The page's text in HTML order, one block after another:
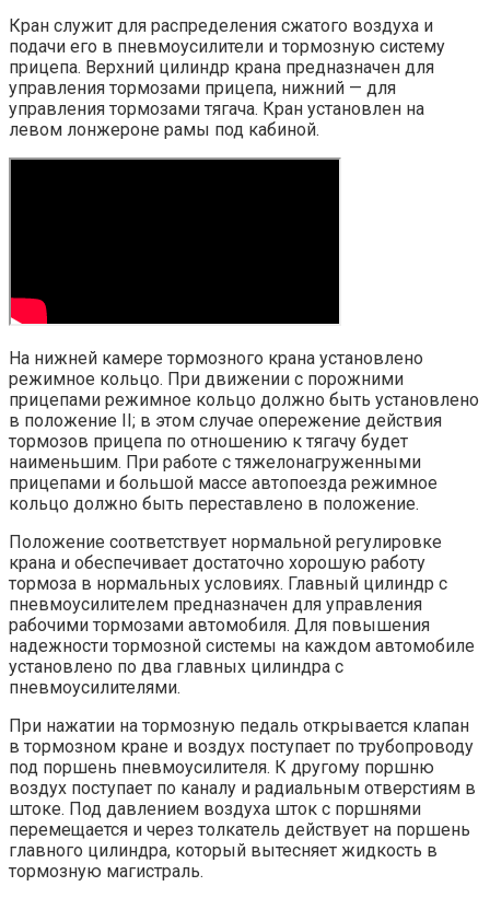
Кран служит для распределения сжатого воздуха и
подачи его в пневмоусилители и тормозную систему
прицепа. Верхний цилиндр крана предназначен для
управления тормозами прицепа, нижний — для
управления тормозами тягача. Кран установлен на
левом лонжероне рамы под кабиной.
На нижней камере тормозного крана установлено
режимное кольцо. При движении с порожними
прицепами режимное кольцо должно быть установлено
в положение II; в этом случае опережение действия
тормозов прицепа по отношению к тягачу будет
наименьшим. При работе с тяжелонагруженными
прицепами и большой массе автопоезда режимное
кольцо должно быть переставлено в положение.
Положение соответствует нормальной регулировке
крана и обеспечивает достаточно хорошую работу
тормоза в нормальных условиях. Главный цилиндр с
пневмоусилителем предназначен для управления
рабочими тормозами автомобиля. Для повышения
надежности тормозной системы на каждом автомобиле
установлено по два главных цилиндра с
пневмоусилителями.
При нажатии на тормозную педаль открывается клапан
в тормозном кране и воздух поступает по трубопроводу
под поршень пневмоусилителя. К другому поршню
воздух поступает по каналу и радиальным отверстиям в
штоке. Под давлением воздуха шток с поршнями
перемещается и через толкатель действует на поршень
главного цилиндра, который вытесняет жидкость в
тормозную магистраль.